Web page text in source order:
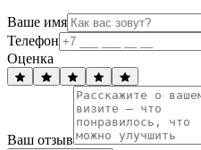
Ваше имя
Телефон
Оценка
Ваш отзыв